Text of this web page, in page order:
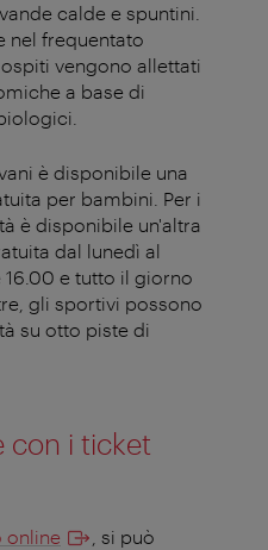
calde e spuntini.
nel frequentato
vengono allettati
a base di
è disponibile una
per bambini. Per i
è disponibile un'altra
dal lunedì al
e tutto il giorno
gli sportivi possono
su otto piste di
con i ticket
online , si può